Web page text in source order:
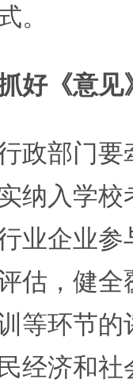
。
《意见
部门要
纳入学
业企业
估，健
等环节
经济和